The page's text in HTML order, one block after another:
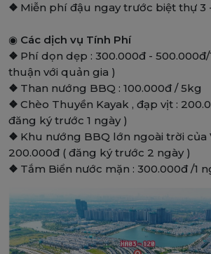
❖ Miễn phí đậu ngay trước biệt thự 3
◉ Các dịch vụ Tính Phí
❖ Phí dọn dẹp : 300.000đ -
thuận với quản gia )
❖ Than nướng BBQ : 100.000đ / 5kg
❖ Chèo Thuyền Kayak , đạp vịt :
đăng ký trước 1 ngày )
❖ Khu nướng BBQ lớn ngoài trời của
200.000đ ( đăng ký trước 2 ngày )
❖ Tắm Biển nước mặn : 300.000đ /1